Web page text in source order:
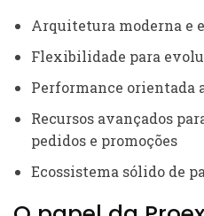
Arquitetura moderna e
Flexibilidade para
Performance orientada
Recursos avançados
pedidos e promoções
Ecossistema sólido de